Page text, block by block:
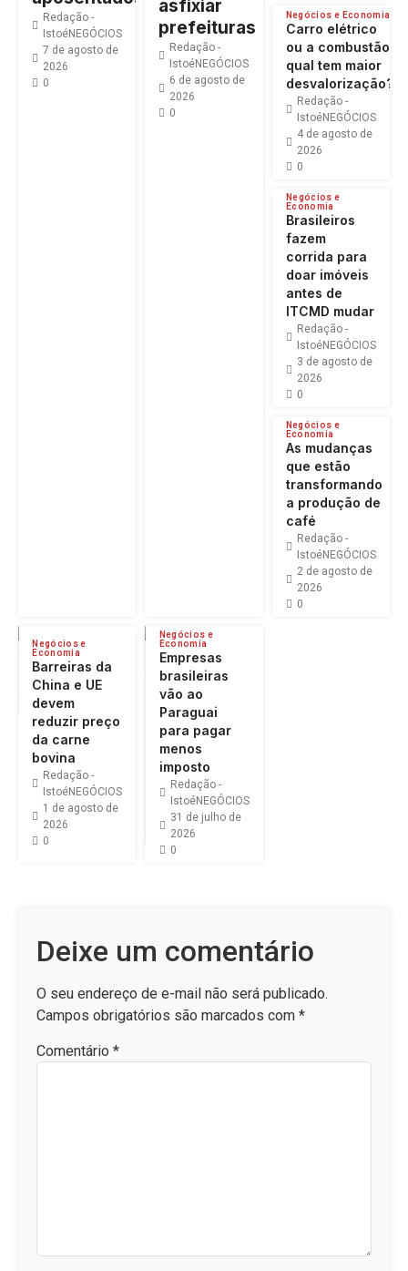
Redação -
IstoéNEGÓCIOS
7 de agosto de
2026
0
asfixiar
prefeituras
Redação -
IstoéNEGÓCIOS
6 de agosto de
2026
0
Negócios e Economia
Carro elétrico
ou a combustão:
qual tem maior
desvalorização?
Redação -
IstoéNEGÓCIOS
4 de agosto de
2026
0
Negócios e
Economia
Brasileiros
fazem
corrida para
doar imóveis
antes de
ITCMD mudar
Redação -
IstoéNEGÓCIOS
3 de agosto de
2026
0
Negócios e
Economia
As mudanças
que estão
transformando
a produção de
café
Redação -
IstoéNEGÓCIOS
2 de agosto de
2026
0
Negócios e
Economia
Barreiras da
China e UE
devem
reduzir preço
da carne
bovina
Redação -
IstoéNEGÓCIOS
1 de agosto de
2026
0
Negócios e
Economia
Empresas
brasileiras
vão ao
Paraguai
para pagar
menos
imposto
Redação -
IstoéNEGÓCIOS
31 de julho de
2026
0
Deixe um comentário
O seu endereço de e-mail não será publicado.
Campos obrigatórios são marcados com *
Comentário *